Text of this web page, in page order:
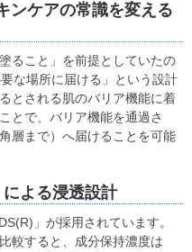
ンケアの常識を変える
ること」を前提としていたの
な場所に届ける」という設計
とされる肌のバリア機能に着
とで、バリア機能を通過さ
層まで）へ届けることを可能
よる浸透設計
」が採用されています。
較すると、成分保持濃度は